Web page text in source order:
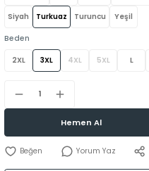
Siyah Turkuaz Turuncu Yeşil
Beden
2XL 3XL 4XL 5XL L
Hemen Al
Yorum Yaz